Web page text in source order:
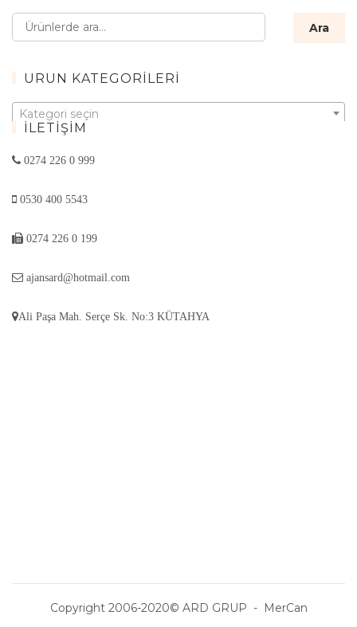
Ara: Ara
ÜRÜN KATEGORILERI
Kategori seçin
İLETIŞIM
0274 226 0 999
0530 400 5543
0274 226 0 199
ajansard@hotmail.com
Ali Paşa Mah. Serçe Sk. No:3 KÜTAHYA
Copyright 2006-2020© ARD GRUP - MerCan